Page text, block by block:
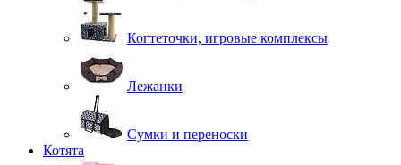
Когтеточки, игровые комплексы
Лежанки
Сумки и переноски
Котята